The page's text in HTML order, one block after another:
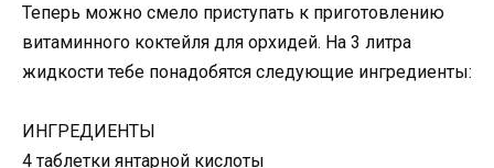
Теперь можно смело приступать к приготовлению
витаминного коктейля для орхидей. На 3 литра
жидкости тебе понадобятся следующие ингредиенты:
ИНГРЕДИЕНТЫ
4 таблетки янтарной кислоты